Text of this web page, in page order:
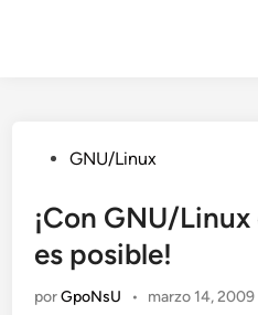
Publicado
GNU/Linux
¡Con GNU/
es posible!
porGpoNsU • marzo 14, 2009